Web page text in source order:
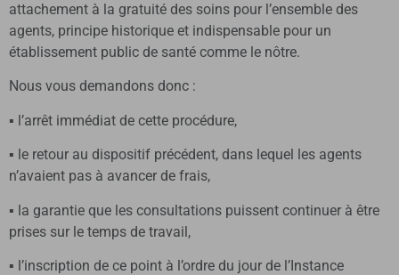
attachement à la gratuité des soins pour l’ensemble des
agents, principe historique et indispensable pour un
établissement public de santé comme le nôtre.
Nous vous demandons donc :
▪ l’arrêt immédiat de cette procédure,
▪ le retour au dispositif précédent, dans lequel les agents
n’avaient pas à avancer de frais,
▪ la garantie que les consultations puissent continuer à être
prises sur le temps de travail,
▪ l’inscription de ce point à l’ordre du jour de l’Instance